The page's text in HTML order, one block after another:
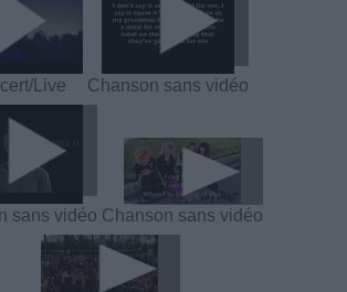
Live Chanson sans vidéo
sans vidéo Chanson sans vidéo